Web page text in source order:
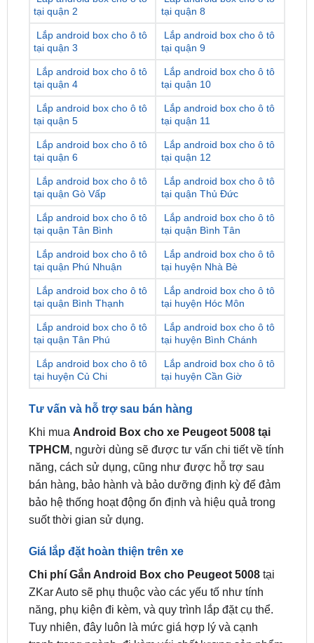
tại quận 3
tại quận 9
Lắp android box cho ô tô
tại quận 4
Lắp android box cho ô tô
tại quận 10
Lắp android box cho ô tô
tại quận 5
Lắp android box cho ô tô
tại quận 11
Lắp android box cho ô tô
tại quận 6
Lắp android box cho ô tô
tại quận 12
Lắp android box cho ô tô
tại quận Gò Vấp
Lắp android box cho ô tô
tại quận Thủ Đức
Lắp android box cho ô tô
tại quận Tân Bình
Lắp android box cho ô tô
tại quận Bình Tân
Lắp android box cho ô tô
tại quận Phú Nhuận
Lắp android box cho ô tô
tại huyện Nhà Bè
Lắp android box cho ô tô
tại quận Bình Thạnh
Lắp android box cho ô tô
tại huyện Hóc Môn
Lắp android box cho ô tô
tại quận Tân Phú
Lắp android box cho ô tô
tại huyện Bình Chánh
Lắp android box cho ô tô
tại huyện Củ Chi
Lắp android box cho ô tô
tại huyện Cần Giờ
Tư vấn và hỗ trợ sau bán hàng
TPHCM , người dùng sẽ được tư vấn chi tiết về tính
năng, cách sử dụng, cũng như được hỗ trợ sau
bán hàng, bảo hành và bảo dưỡng định kỳ để đảm
bảo hệ thống hoạt động ổn định và hiệu quả trong
suốt thời gian sử dụng.
Giá lắp đặt hoàn thiện trên xe
ZKar Auto sẽ phụ thuộc vào các yếu tố như tính
năng, phụ kiện đi kèm, và quy trình lắp đặt cụ thể.
Tuy nhiên, đây luôn là mức giá hợp lý và cạnh
tranh trong ngành, đi kèm với chất lượng sản phẩm
và dịch vụ tốt nhất.